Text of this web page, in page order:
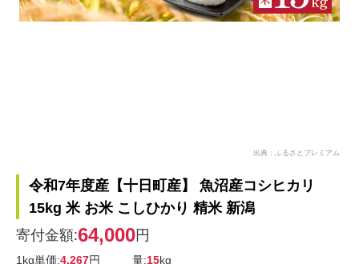
出典：ふるさとプレミアム
令和7年度産【十日町産】 魚沼産コシヒカリ
15kg 米 お米 こしひかり 精米 新潟
寄付金額:64,000円
1kg単価:4,267円 量:15kg